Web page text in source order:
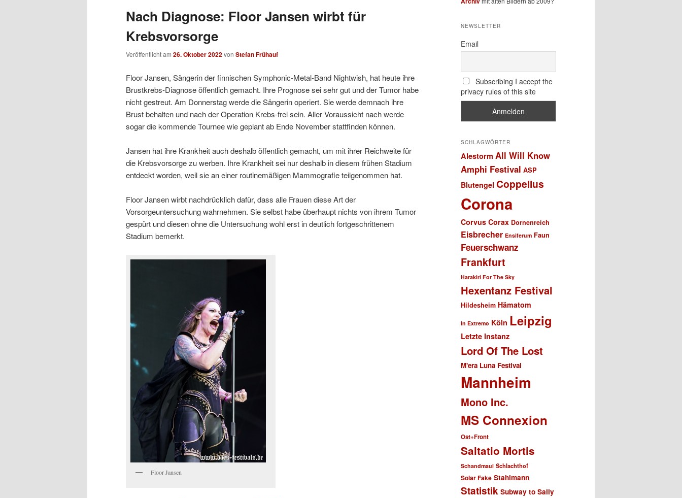
Nach Diagnose: Floor Jansen wirbt für
Krebsvorsorge
Veröffentlicht am 26. Oktober 2022von Stefan Frühauf
Floor Jansen, Sängerin der finnischen Symphonic-Metal-Band Nightwish, hat heute ihre
Brustkrebs-Diagnose öffentlich gemacht. Ihre Prognose sei sehr gut und der Tumor habe
nicht gestreut. Am Donnerstag werde die Sängerin operiert. Sie werde demnach ihre
Brust behalten und nach der Operation Krebs-frei sein. Aller Voraussicht nach werde
sogar die kommende Tournee wie geplant ab Ende November stattfinden können.
Jansen hat ihre Krankheit auch deshalb öffentlich gemacht, um mit ihrer Reichweite für
die Krebsvorsorge zu werben. Ihre Krankheit sei nur deshalb in diesem frühen Stadium
entdeckt worden, weil sie an einer routinemäßigen Mammografie teilgenommen hat.
Floor Jansen wirbt nachdrücklich dafür, dass alle Frauen diese Art der
Vorsorgeuntersuchung wahrnehmen. Sie selbst habe überhaupt nichts von ihrem Tumor
gespürt und diesen ohne die Untersuchung wohl erst in deutlich fortgeschrittenem
Stadium bemerkt.
Floor Jansen
NEWSLETTER
Email
Subscribing I accept the
privacy rules of this site
SCHLAGWÖRTER
Alestorm All Will Know
Amphi Festival ASP
Blutengel Coppelius
Corona
Corvus Corax Dornenreich
Eisbrecher Ensiferum Faun
Feuerschwanz
Frankfurt
Harakiri For The Sky
Hexentanz Festival
Hildesheim Hämatom
In Extremo Köln Leipzig
Letzte Instanz
Lord Of The Lost
M'era Luna Festival
Mannheim
Mono Inc.
MS Connexion
Ost+Front
Saltatio Mortis
Schandmaul Schlachthof
Solar Fake Stahlmann
Statistik Subway to Sally